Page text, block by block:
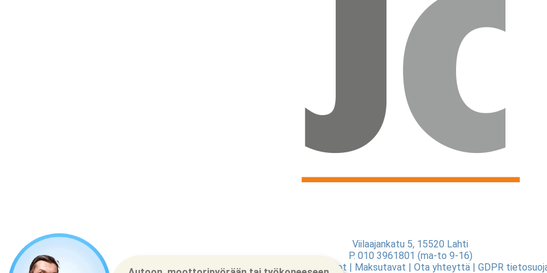
Viilaajankatu 5, 15520 Lahti
P. 010 3961801 (ma-to 9-16)
Yritysinfo|Toimitusehdot | Maksutavat | Ota yhteyttä| GDPR